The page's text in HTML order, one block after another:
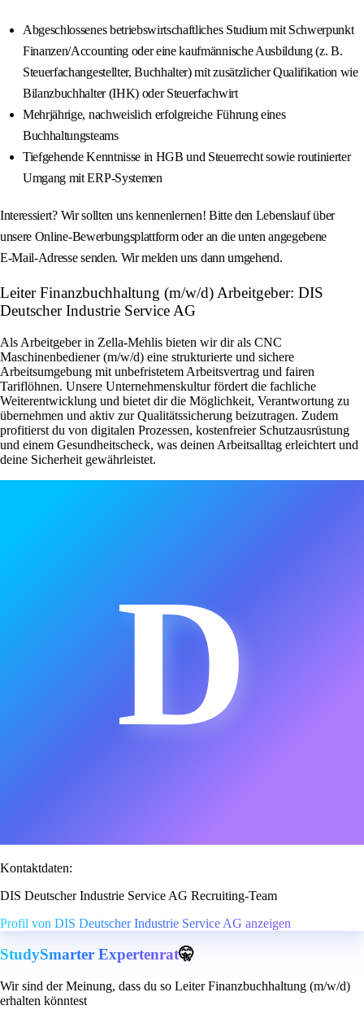
Abgeschlossenes betriebswirtschaftliches Studium mit Schwerpunkt
Finanzen/Accounting oder eine kaufmännische Ausbildung (z. B.
Steuerfachangestellter, Buchhalter) mit zusätzlicher Qualifikation wie
Bilanzbuchhalter (IHK) oder Steuerfachwirt
Mehrjährige, nachweislich erfolgreiche Führung eines
Buchhaltungsteams
Tiefgehende Kenntnisse in HGB und Steuerrecht sowie routinierter
Umgang mit ERP‑Systemen
Interessiert? Wir sollten uns kennenlernen! Bitte den Lebenslauf über
unsere Online‑Bewerbungsplattform oder an die unten angegebene
E‑Mail-Adresse senden. Wir melden uns dann umgehend.
Leiter Finanzbuchhaltung (m/w/d) Arbeitgeber: DIS
Deutscher Industrie Service AG
Als Arbeitgeber in Zella-Mehlis bieten wir dir als CNC
Maschinenbediener (m/w/d) eine strukturierte und sichere
Arbeitsumgebung mit unbefristetem Arbeitsvertrag und fairen
Tariflöhnen. Unsere Unternehmenskultur fördert die fachliche
Weiterentwicklung und bietet dir die Möglichkeit, Verantwortung zu
übernehmen und aktiv zur Qualitätssicherung beizutragen. Zudem
profitierst du von digitalen Prozessen, kostenfreier Schutzausrüstung
und einem Gesundheitscheck, was deinen Arbeitsalltag erleichtert und
deine Sicherheit gewährleistet.
D
Kontaktdaten:
DIS Deutscher Industrie Service AG Recruiting-Team
Profil von DIS Deutscher Industrie Service AG anzeigen
StudySmarter Expertenrat🤫
Wir sind der Meinung, dass du so Leiter Finanzbuchhaltung (m/w/d)
erhalten könntest